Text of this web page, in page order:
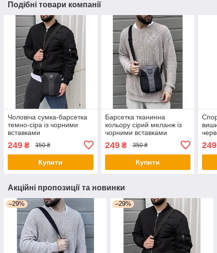
Подібні товари компанії
Чоловіча сумка-барсетка
темно-сіра із чорними
вставками
249 ₴ 350 ₴
Купити
Барсетка тканинна
кольору сірий меланж із
чорними вставками
249₴ 350 ₴
Купити
249
Акційні пропозиції та новинки
–29% –29%